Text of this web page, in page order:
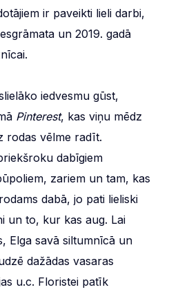
ir paveikti lieli darbi,
un 2019. gadā
iedvesmu gūst,
Pinterest, kas viņu mēdz
rodas vēlme radīt.
dabīgiem
zariem un tam, kas
dabā, jo pati lieliski
un to, kur kas aug. Lai
Elga savā siltumnīcā un
dažādas vasaras
u.c. Floristei patīk